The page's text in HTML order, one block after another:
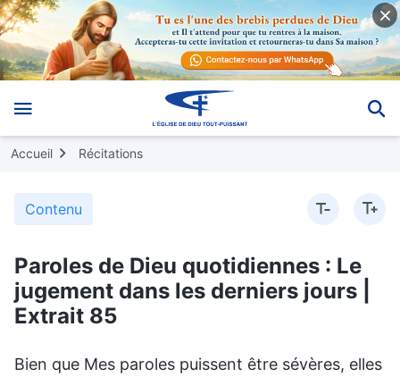
Accueil Récitations
Contenu
Paroles de Dieu quotidiennes : Le
jugement dans les derniers jours |
Extrait 85
Bien que Mes paroles puissent être sévères, elles